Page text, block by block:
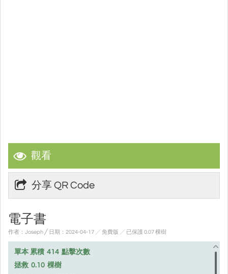
觀看
分享 QR Code
電子書
作者：Joseph ╱ 日期：2024-04-17 ╱ 免費版 ╱ 已保護 0.07 棵樹
單本 累積 414 點擊次數
拯救 0.10 棵樹